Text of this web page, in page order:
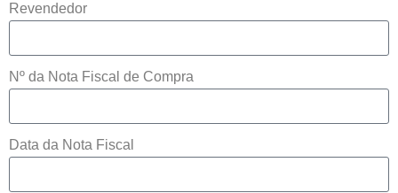
Revendedor
Nº da Nota Fiscal de Compra
Data da Nota Fiscal